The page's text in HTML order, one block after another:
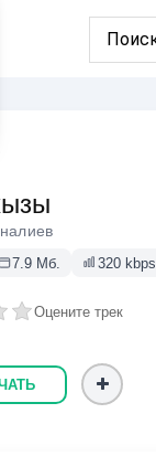
7.9 Мб. 320 kbps
Оцените трек